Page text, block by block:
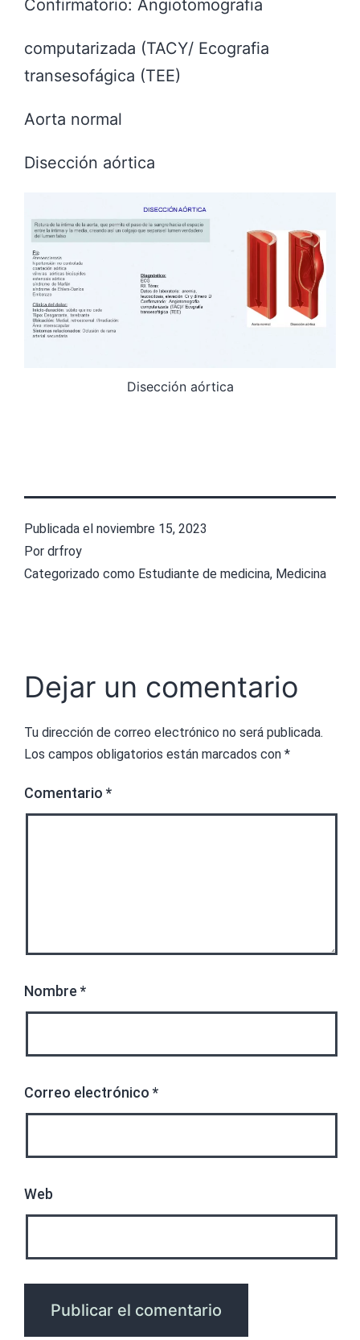
Confirmatorio: Angiotomografia
computarizada (TACY/ Ecografia
transesofágica (TEE)
Aorta normal
Disección aórtica
Disección aórtica
Publicada el noviembre 15, 2023
Por drfroy
Categorizado como Estudiante de medicina, Medicina
Dejar un comentario
Tu dirección de correo electrónico no será publicada.
Los campos obligatorios están marcados con *
Comentario *
Nombre *
Correo electrónico *
Web